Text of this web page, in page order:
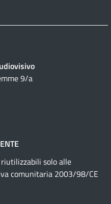
9/a
solo alle
comunitaria 2003/98/CE